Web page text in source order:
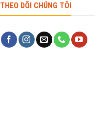
THEO DÕI CHÚNG TÔI